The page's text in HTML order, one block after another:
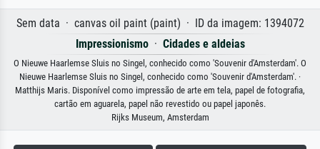
Sem data · canvas oil paint (paint) · ID da imagem: 1394072
Impressionismo· Cidades e aldeias
O Nieuwe Haarlemse Sluis no Singel, conhecido como 'Souvenir d'Amsterdam'. O
Nieuwe Haarlemse Sluis no Singel, conhecido como 'Souvenir d'Amsterdam'. ·
Matthijs Maris. Disponível como impressão de arte em tela, papel de fotografia,
cartão em aguarela, papel não revestido ou papel japonês.
Rijks Museum, Amsterdam